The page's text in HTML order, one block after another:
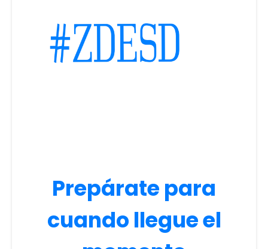
Prepárate para
cuando llegue el